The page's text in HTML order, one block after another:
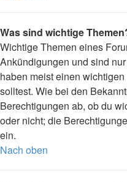
Was sind wichtige
Wichtige Themen eines
Ankündigungen und sind
haben meist einen
solltest. Wie bei den
Berechtigungen ab, ob du
oder nicht; die
ein.
Nach oben